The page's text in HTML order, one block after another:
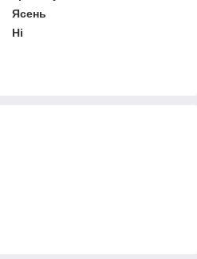
Ясень
Ні